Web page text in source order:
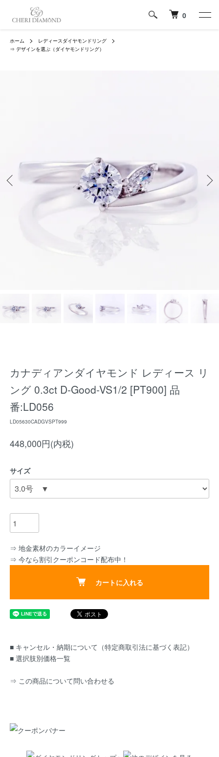
0
ホーム
レディースダイヤモンドリング
⇒ デザインを選ぶ（ダイヤモンドリング）
カナディアンダイヤモンド レディース リ
ング 0.3ct D-Good-VS1/2 [PT900] 品
番:LD056
LD05630CADGVSPT999
448,000円(内税)
サイズ
⇒ 地金素材のカラーイメージ
⇒ 今なら割引クーポンコード配布中！
カートに入れる
■ キャンセル・納期について（特定商取引法に基づく表記）
■ 選択肢別価格一覧
⇒ この商品について問い合わせる